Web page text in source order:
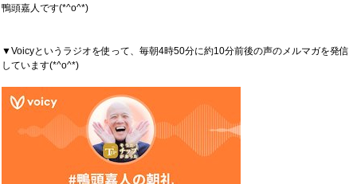
鴨頭嘉人です(*^o^*)
▼Voicyというラジオを使って、毎朝4時50分に約10分前後の声のメルマガを発信
しています(*^o^*)